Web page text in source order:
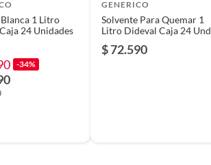
1 Litro
24 Unidades
-34%
GENERICO
Solvente Para Quemar 1
Litro Dideval Caja 24 Und
$ 72.590